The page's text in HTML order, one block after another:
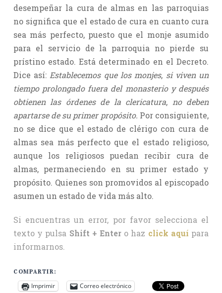
desempeñar la cura de almas en las parroquias
no significa que el estado de cura en cuanto cura
sea más perfecto, puesto que el monje asumido
para el servicio de la parroquia no pierde su
prístino estado. Está determinado en el Decreto.
Dice así: Establecemos que los monjes, si viven un
tiempo prolongado fuera del monasterio y después
obtienen las órdenes de la clericatura, no deben
apartarse de su primer propósito. Por consiguiente,
no se dice que el estado de clérigo con cura de
almas sea más perfecto que el estado religioso,
aunque los religiosos puedan recibir cura de
almas, permaneciendo en su primer estado y
propósito. Quienes son promovidos al episcopado
asumen un estado de vida más alto.
Si encuentras un error, por favor selecciona el
texto y pulsa Shift + Enter o haz click aquí para
informarnos.
COMPARTIR:
Imprimir Correo electrónico